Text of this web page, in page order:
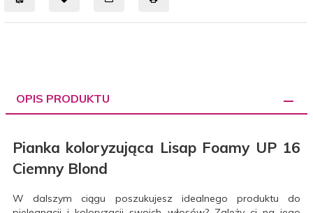
OPIS PRODUKTU
Pianka koloryzująca Lisap FoamyUP 16
Ciemny Blond
W dalszym ciągu poszukujesz idealnego produktu do